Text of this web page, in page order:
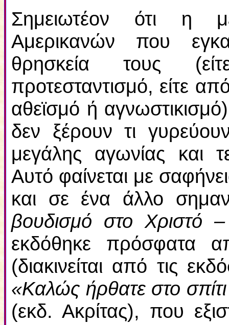
Σημειωτέον ότι η
Αμερικανών που
θρησκεία τους
προτεσταντισμό, είτε
αθεϊσμό ή
δεν ξέρουν τι
μεγάλης αγωνίας και
Αυτό φαίνεται με
και σε ένα άλλο
βουδισμό στο Χριστό –
εκδόθηκε πρόσφατα
(διακινείται από τις
«Καλώς ήρθατε στο
(εκδ. Ακρίτας), που